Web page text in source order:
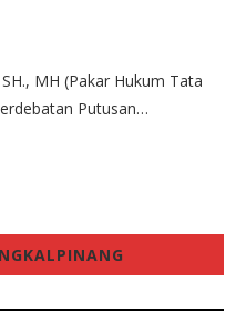
MH (Pakar Hukum Tata
Putusan…